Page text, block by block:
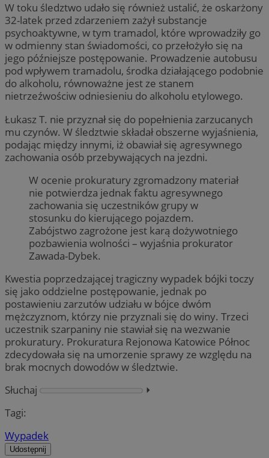
W toku śledztwo udało się również ustalić, że oskarżony
32-latek przed zdarzeniem zażył substancje
psychoaktywne, w tym tramadol, które wprowadziły go
w odmienny stan świadomości, co przełożyło się na
jego późniejsze postępowanie. Prowadzenie autobusu
pod wpływem tramadolu, środka działającego podobnie
do alkoholu, równoważne jest ze stanem
nietrzeźwościw odniesieniu do alkoholu etylowego.
Łukasz T. nie przyznał się do popełnienia zarzucanych
mu czynów. W śledztwie składał obszerne wyjaśnienia,
podając między innymi, iż obawiał się agresywnego
zachowania osób przebywających na jezdni.
W ocenie prokuratury zgromadzony materiał
nie potwierdza jednak faktu agresywnego
zachowania się uczestników grupy w
stosunku do kierującego pojazdem.
Zabójstwo zagrożone jest karą dożywotniego
pozbawienia wolności – wyjaśnia prokurator
Zawada-Dybek.
Kwestia poprzedzającej tragiczny wypadek bójki toczy
się jako oddzielne postępowanie, jednak po
postawieniu zarzutów udziału w bójce dwóm
mężczyznom, którzy nie przyznali się do winy. Trzeci
uczestnik szarpaniny nie stawiał się na wezwanie
prokuratury. Prokuratura Rejonowa Katowice Północ
zdecydowała się na umorzenie sprawy ze względu na
brak mocnych dowodów w śledztwie.
Słuchaj
⏵︎
Tagi:
Wypadek
Udostępnij